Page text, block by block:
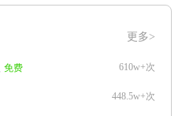
更多>
610w+次
免费
448.5w+次